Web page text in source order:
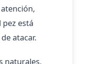
está
atacar.
naturales,